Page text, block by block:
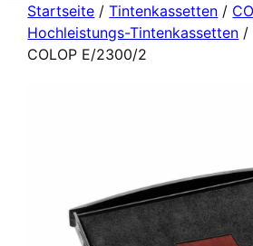
Startseite /Tintenkassetten /
Hochleistungs-Tintenkassetten /
COLOP E/2300/2